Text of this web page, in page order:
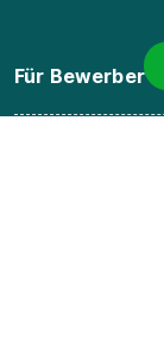
Für Bewerber